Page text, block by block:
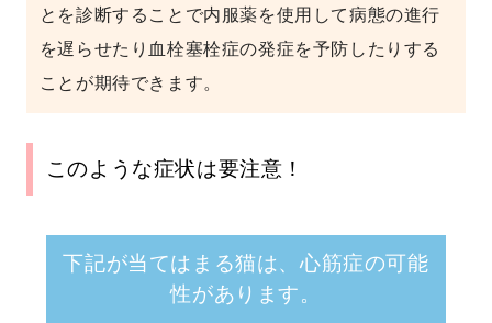
とを診断することで内服薬を使用して病態の進行
を遅らせたり血栓塞栓症の発症を予防したりする
ことが期待できます。
このような症状は要注意！
下記が当てはまる猫は、心筋症の可能
性があります。